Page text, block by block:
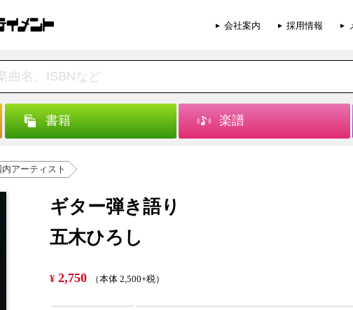
会社案内 採用情報
書籍 楽譜
内アーティスト
ギター弾き語り
五木ひろし
¥ 2,750 （本体 2,500+税）